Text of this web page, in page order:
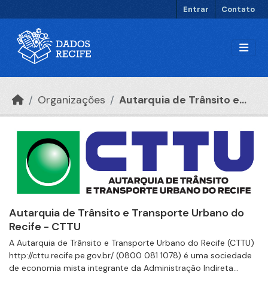
Entrar Contato
Organizações Autarquia de Trânsito e...
Autarquia de Trânsito e Transporte Urbano do
Recife - CTTU
A Autarquia de Trânsito e Transporte Urbano do Recife (CTTU)
http://cttu.recife.pe.gov.br/ (0800 081 1078) é uma sociedade
de economia mista integrante da Administração Indireta...